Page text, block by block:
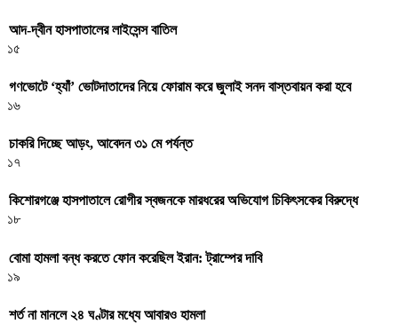
আদ-দ্বীন হাসপাতালের লাইসেন্স বাতিল
১৫
গণভোটে ‘হ্যাঁ’ ভোটদাতাদের নিয়ে ফোরাম করে জুলাই সনদ বাস্তবায়ন করা হবে
১৬
চাকরি দিচ্ছে আড়ং, আবেদন ৩১ মে পর্যন্ত
১৭
কিশোরগঞ্জে হাসপাতালে রোগীর স্বজনকে মারধরের অভিযোগ চিকিৎসকের বিরুদ্ধে
১৮
বোমা হামলা বন্ধ করতে ফোন করেছিল ইরান: ট্রাম্পের দাবি
১৯
শর্ত না মানলে ২৪ ঘণ্টার মধ্যে আবারও হামলা